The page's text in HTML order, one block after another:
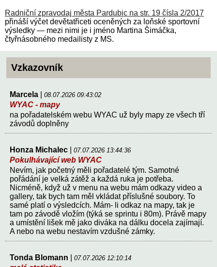
Radniční zpravodaj města Pardubic na str. 19 čísla 2/2017
přináší výčet devětatřiceti oceněných za loňské sportovní
výsledky — mezi nimi je i jméno Martina Šimáčka,
čtyřnásobného medailisty z MS.
Vzkazovník
Marcela 08.07.2026 09:43:02
WYAC - mapy
na pořadatelském webu WYAC už byly mapy ze všech tří
závodů doplněny
Honza Michalec 07.07.2026 13:44:36
Pokulhávající web WYAC
Nevím, jak početný měli pořadatelé tým. Samotné
pořádání je velká zátěž a každá ruka je potřeba.
Nicméně, když už v menu na webu mám odkazy video a
gallery, tak bych tam měl vkládat příslušné soubory. To
samé platí o výsledcích. Mám- li odkaz na mapy, tak je
tam po závodě vložím (týká se sprintu i 80m). Právě mapy
a umístění lišek mě jako diváka na dálku docela zajímají.
A nebo na webu nestavím vzdušné zámky.
Tonda Blomann 07.07.2026 12:10:14